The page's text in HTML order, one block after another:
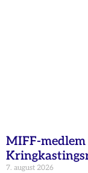
MIFF-
7. august 2026